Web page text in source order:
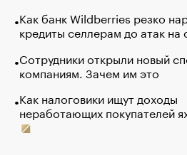
Как банк Wildberries резко
кредиты селлерам до атак на
Сотрудники открыли новый
компаниям. Зачем им это
Как налоговики ищут доходы
неработающих покупателей